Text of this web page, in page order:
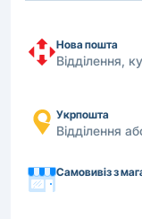
Нова пошта
Відділення,
Укрпошта
Відділення
Самовивіз з